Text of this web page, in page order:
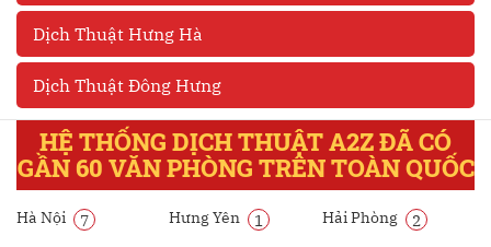
Dịch Thuật Hưng Hà
Dịch Thuật Đông Hưng
HỆ THỐNG DỊCH THUẬT A2Z ĐÃ CÓ
GẦN 60 VĂN PHÒNG TRÊN TOÀN QUỐC
Hà Nội 7 Hưng Yên 1 Hải Phòng 2